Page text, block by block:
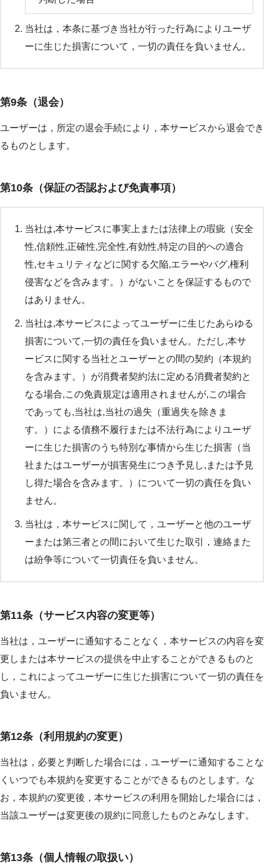
当社は，本条に基づき当社が行った行為によりユーザ
ーに生じた損害について，一切の責任を負いません。
第9条（退会）
ユーザーは，所定の退会手続により，本サービスから退会でき
るものとします。
第10条（保証の否認および免責事項）
当社は,本サービスに事実上または法律上の瑕疵（安全
性,信頼性,正確性,完全性,有効性,特定の目的への適合
性,セキュリティなどに関する欠陥,エラーやバグ,権利
侵害などを含みます。）がないことを保証するもので
はありません。
当社は,本サービスによってユーザーに生じたあらゆる
損害について,一切の責任を負いません。ただし,本サ
ービスに関する当社とユーザーとの間の契約（本規約
を含みます。）が消費者契約法に定める消費者契約と
なる場合,この免責規定は適用されませんが,この場合
であっても,当社は,当社の過失（重過失を除きま
す。）による債務不履行または不法行為によりユーザ
ーに生じた損害のうち特別な事情から生じた損害（当
社またはユーザーが損害発生につき予見し,または予見
し得た場合を含みます。）について一切の責任を負い
ません。
当社は，本サービスに関して，ユーザーと他のユーザ
ーまたは第三者との間において生じた取引，連絡また
は紛争等について一切責任を負いません。
第11条（サービス内容の変更等）
当社は，ユーザーに通知することなく，本サービスの内容を変
更しまたは本サービスの提供を中止することができるものと
し，これによってユーザーに生じた損害について一切の責任を
負いません。
第12条（利用規約の変更）
当社は，必要と判断した場合には，ユーザーに通知することな
くいつでも本規約を変更することができるものとします。な
お，本規約の変更後，本サービスの利用を開始した場合には，
当該ユーザーは変更後の規約に同意したものとみなします。
第13条（個人情報の取扱い）